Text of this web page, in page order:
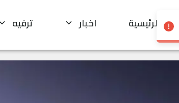
الرئيسية اخبار ترفيه